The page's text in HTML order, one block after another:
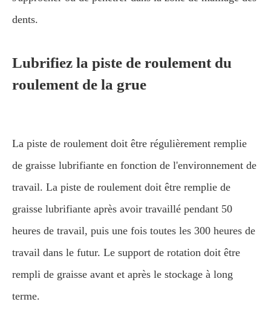
dents.
Lubrifiez la piste de roulement du
roulement de la grue
La piste de roulement doit être régulièrement remplie
de graisse lubrifiante en fonction de l'environnement de
travail. La piste de roulement doit être remplie de
graisse lubrifiante après avoir travaillé pendant 50
heures de travail, puis une fois toutes les 300 heures de
travail dans le futur. Le support de rotation doit être
rempli de graisse avant et après le stockage à long
terme.